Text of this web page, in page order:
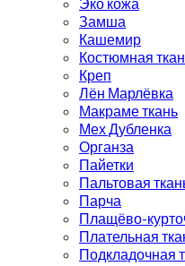
Замша
Кашемир
Костюмная
Креп
Лён Марлёвка
Макраме ткань
Мех Дубленка
Органза
Пайетки
Пальтовая
Парча
Плащёво-
Плательная
Подкладочная